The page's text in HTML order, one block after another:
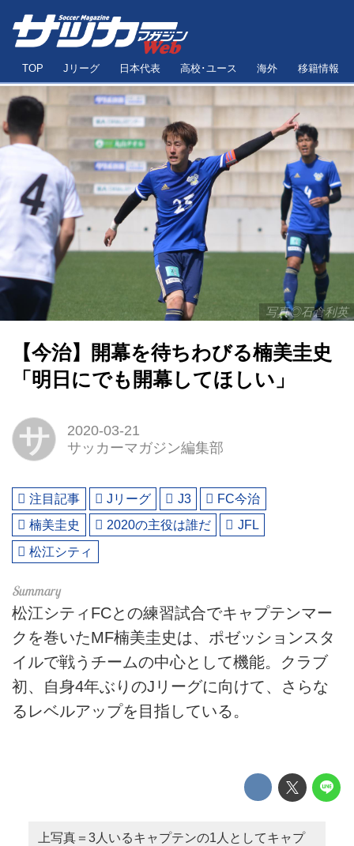
TOP Jリーグ 日本代表 高校･ユース 海外 移籍情報
写真◎石倉利英
【今治】開幕を待ちわびる楠美圭史
「明日にでも開幕してほしい」
サ
2020-03-21
サッカーマガジン編集部
注目記事 Jリーグ J3
FC今治
楠美圭史
2020の主役は誰だ
JFL
松江シティ
松江シティFCとの練習試合でキャプテンマー
クを巻いたMF楠美圭史は、ポゼッションスタ
イルで戦うチームの中心として機能。クラブ
初、自身4年ぶりのJリーグに向けて、さらな
るレベルアップを目指している。
上写真＝3人いるキャプテンの1人としてキャプ